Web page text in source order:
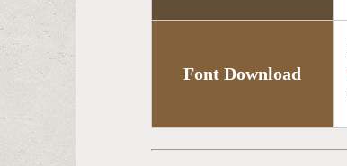
Font Download